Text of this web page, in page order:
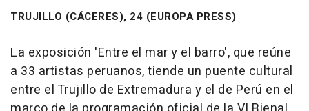
TRUJILLO (CÁCERES), 24 (EUROPA PRESS)
La exposición 'Entre el mar y el barro', que reúne
a 33 artistas peruanos, tiende un puente cultural
entre el Trujillo de Extremadura y el de Perú en el